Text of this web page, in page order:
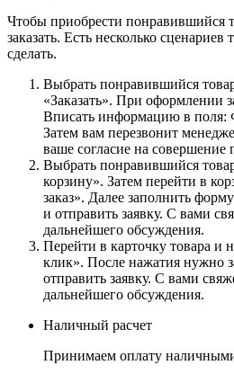
Чтобы приобрести понравившийся
заказать. Есть несколько
сделать.
Выбрать понравившийся
«Заказать». При оформлении
Вписать информацию в
Затем вам перезвонит
ваше согласие на совершение
Выбрать понравившийся
корзину». Затем перейти в
заказ». Далее заполнить
и отправить заявку. С вами
дальнейшего обсуждения.
Перейти в карточку товара и
клик». После нажатия нужно
отправить заявку. С вами
дальнейшего обсуждения.
Наличный расчет
Принимаем оплату